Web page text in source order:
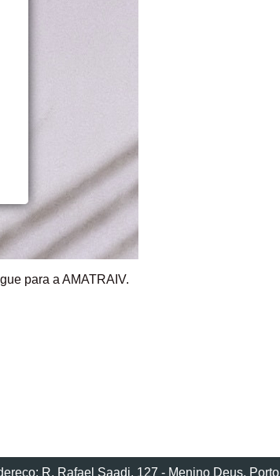
para a AMATRAIV.
R. Rafael Saadi, 127 - Menino Deus, Porto